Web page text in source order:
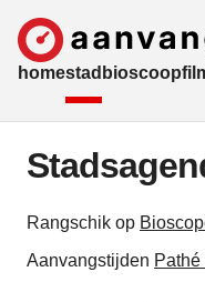
homestad bioscoop
Rangschik op
Aanvangstijden